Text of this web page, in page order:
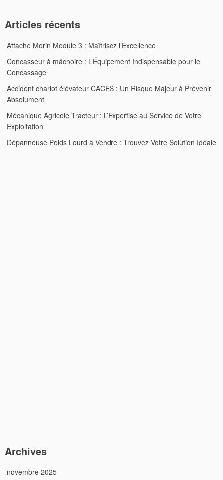
Articles récents
Attache Morin Module 3 : Maîtrisez l’Excellence
Concasseur à mâchoire : L’Équipement Indispensable pour le
Concassage
Accident chariot élévateur CACES : Un Risque Majeur à Prévenir
Absolument
Mécanique Agricole Tracteur : L’Expertise au Service de Votre
Exploitation
Dépanneuse Poids Lourd à Vendre : Trouvez Votre Solution Idéale
Archives
novembre 2025